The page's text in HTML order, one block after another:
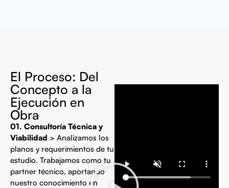
El Proceso: Del
Concepto a la
Ejecución en
Obra
01. Consultoría Técnica y
Viabilidad > Analizamos los
planos y requerimientos de tu
estudio. Trabajamos como tu
partner técnico, aportando
nuestro conocimiento en